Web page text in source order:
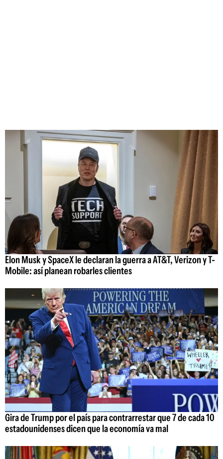
Elon Musk y SpaceX le declaran la guerra a AT&T, Verizon y T-
Mobile: así planean robarles clientes
Gira de Trump por el país para contrarrestar que 7 de cada 10
estadounidenses dicen que la economía va mal